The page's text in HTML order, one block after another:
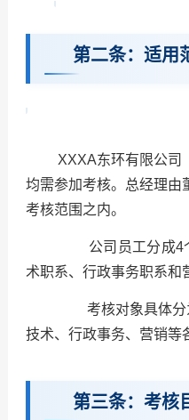
第二条：适用
XXXA东环有限公司
均需参加考核。总经理由
考核范围之内。
公司员工分成4
术职系、行政事务职系和
考核对象具体分
技术、行政事务、营销等
第三条：考核